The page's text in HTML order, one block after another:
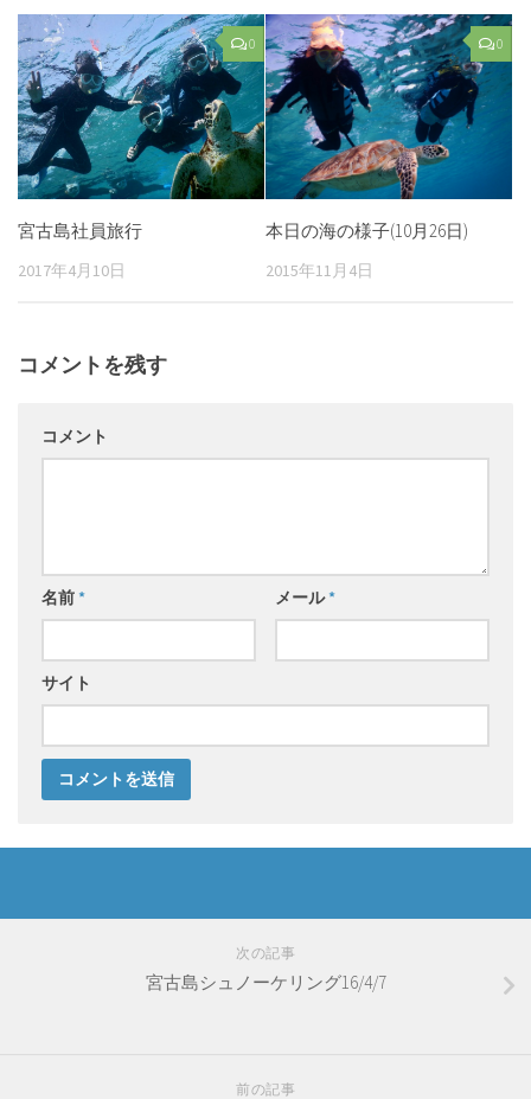
0
宮古島社員旅行
2017年4月10日
0
本日の海の様子(10月26日)
2015年11月4日
コメントを残す
コメント
名前* メール*
サイト
次の記事
宮古島シュノーケリング16/4/7
前の記事